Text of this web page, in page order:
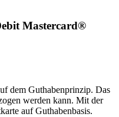
Mastercard®
dem Guthabenprinzip. Das
werden kann. Mit der
auf Guthabenbasis.